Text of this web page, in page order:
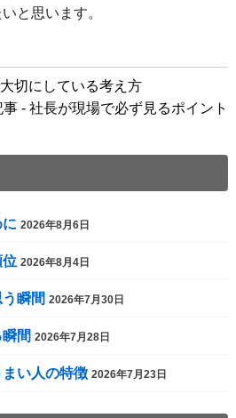
と思います。
切にしている考え方
事 - 社長が現場で必ず見るポイント
2026年8月6日
位 2026年8月4日
瞬間 2026年7月30日
間 2026年7月28日
い人の特徴 2026年7月23日